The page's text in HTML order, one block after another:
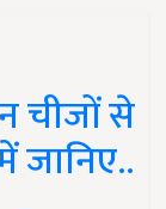
चीजों से